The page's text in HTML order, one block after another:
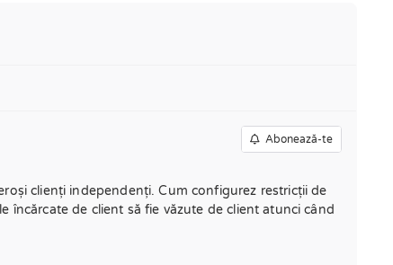
Abonează-te
clienți independenți. Cum configurez restricții de
încărcate de client să fie văzute de client atunci când